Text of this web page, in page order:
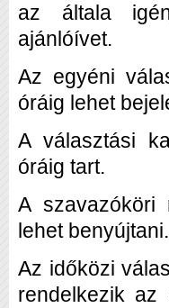
az általa
ajánlóívet.
Az egyéni
óráig lehet
A választási
óráig tart.
A szavazóköri
lehet benyújtani.
Az időközi
rendelkezik az